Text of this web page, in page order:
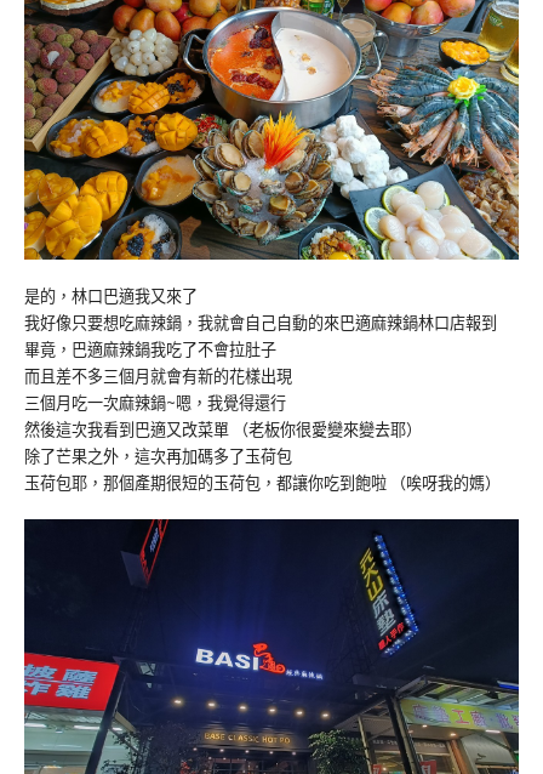
是的，林口巴適我又來了
我好像只要想吃麻辣鍋，我就會自己自動的來巴適麻辣鍋林口店報到
畢竟，巴適麻辣鍋我吃了不會拉肚子
而且差不多三個月就會有新的花樣出現
三個月吃一次麻辣鍋~嗯，我覺得還行
然後這次我看到巴適又改菜單 （老板你很愛變來變去耶）
除了芒果之外，這次再加碼多了玉荷包
玉荷包耶，那個產期很短的玉荷包，都讓你吃到飽啦 （唉呀我的媽）